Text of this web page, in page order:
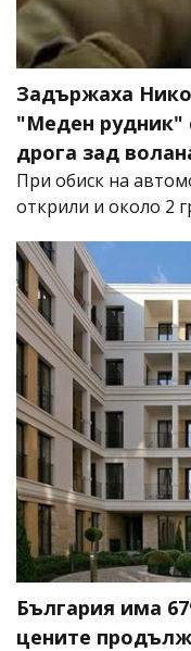
Задържаха
"Меден рудник"
дрога зад
При обиск на
открили и около 2
България има
цените